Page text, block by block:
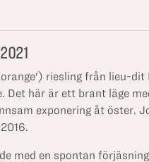
riesling från lieu-dit
Det här är ett brant läge
exponering åt öster.
med en spontan